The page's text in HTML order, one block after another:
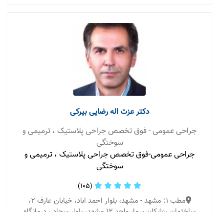
دکتر عزت اله رضایی بیرکی
جراحی عمومی - فوق تخصص جراحی پلاستیک ، ترمیمی و
سوختگی
جراحی عمومی-فوق تخصص جراحی پلاستیک ، ترمیمی و
سوختگی
(105)
مطب 1: مشهد - مشهد، بلوار احمد اباد، خیابان عارف 2،